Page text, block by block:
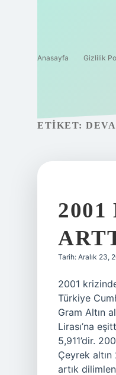
Anasayfa Gizlilik
ETIKET:
Tarih: Aralık 23,
2001
Türkiye
Gram Altın
Lirası’na
5,911’dir.
Çeyrek
artık